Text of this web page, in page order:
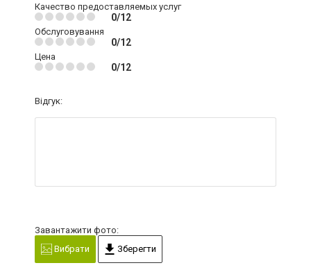
Качество предоставляемых услуг
0/12
Обслуговування
0/12
Цена
0/12
Відгук:
Завантажити фото:
Вибрати
Зберегти